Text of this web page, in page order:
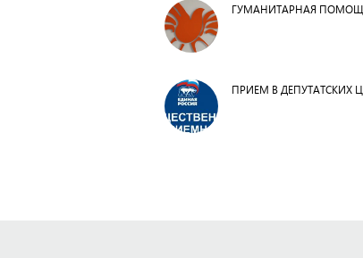
ГУМАНИТАРНАЯ
ПРИЕМ В ДЕПУТАТСКИХ